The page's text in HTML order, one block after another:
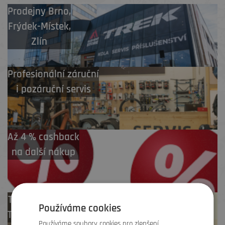
ProdejnyBrno,
Frýdek-Místek,
Zlín
Profesionální záruční
i pozáruční servis
Až 4 % cashback
na další nákup
Test centrum
TREK zdarma
Používáme cookies